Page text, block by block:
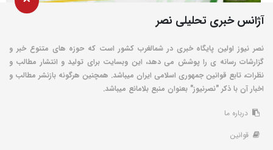
آژانس خبری تحلیلی نصر
نصر نیوز اولین پایگاه خبری در شمالغرب کشور است که حوزه های متنوع خبر و
گزارشات رسانه ی را پوشش می دهد، این وبسایت برای تولید و انتشار مطالب و
نظرات، تابع قوانین جمهوری اسلامی ایران میباشد. همچنین هرگونه بازنشر مطالب و
اخبار آن با ذکر "نصرنیوز" بعنوان منبع بلامانع میباشد.
درباره ما
قوانین